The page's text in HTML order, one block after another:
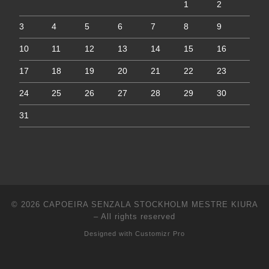
1 2
3 4 5 6 7 8 9
10 11 12 13 14 15 16
17 18 19 20 21 22 23
24 25 26 27 28 29 30
31
© 2026 CAPOEIRA SENZALA STOCKHOLM MESTRE KIURA
– All rights reserved
Designed with Customizr Pro